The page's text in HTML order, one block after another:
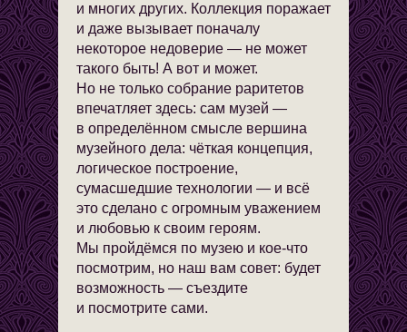
и многих других. Коллекция поражает
и даже вызывает поначалу
некоторое недоверие — не может
такого быть! А вот и может.
Но не только собрание раритетов
впечатляет здесь: сам музей —
в определённом смысле вершина
музейного дела: чёткая концепция,
логическое построение,
сумасшедшие технологии — и всё
это сделано с огромным уважением
и любовью к своим героям.
Мы пройдёмся по музею и кое-что
посмотрим, но наш вам совет: будет
возможность — съездите
и посмотрите сами.